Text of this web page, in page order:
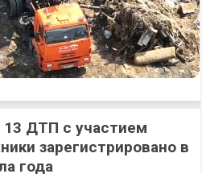
13 ДТП с участием
зарегистрировано в
года